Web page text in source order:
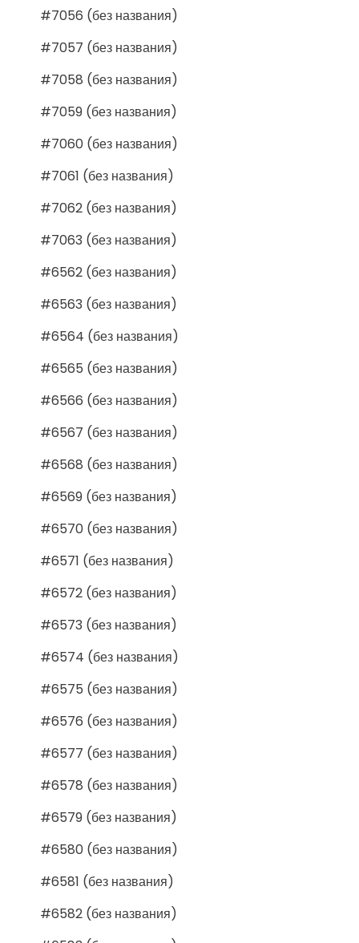
#7056 (без названия)
#7057 (без названия)
#7058 (без названия)
#7059 (без названия)
#7060 (без названия)
#7061 (без названия)
#7062 (без названия)
#7063 (без названия)
#6562 (без названия)
#6563 (без названия)
#6564 (без названия)
#6565 (без названия)
#6566 (без названия)
#6567 (без названия)
#6568 (без названия)
#6569 (без названия)
#6570 (без названия)
#6571 (без названия)
#6572 (без названия)
#6573 (без названия)
#6574 (без названия)
#6575 (без названия)
#6576 (без названия)
#6577 (без названия)
#6578 (без названия)
#6579 (без названия)
#6580 (без названия)
#6581 (без названия)
#6582 (без названия)